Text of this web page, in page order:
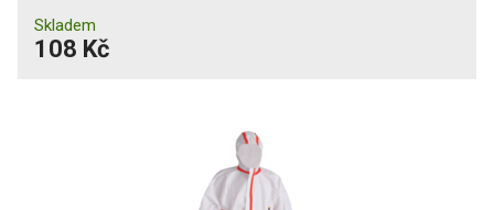
Skladem
108 Kč